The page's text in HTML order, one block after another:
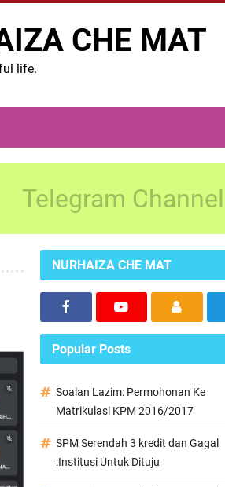
CHE MAT
life.
Telegram Channel
NURHAIZA CHE MAT
Popular Posts
Soalan Lazim: Permohonan Ke
Matrikulasi KPM 2016/2017
SPM Serendah 3 kredit dan Gagal
:Institusi Untuk Dituju